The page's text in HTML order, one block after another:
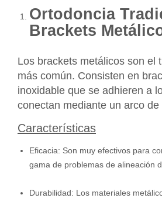
Ortodoncia
Brackets
Los brackets metálicos son el
más común. Consisten en
inoxidable que se adhieren a
conectan mediante un arco de
Características
Eficacia: Son muy efectivos para
gama de problemas de alineación
Durabilidad: Los materiales